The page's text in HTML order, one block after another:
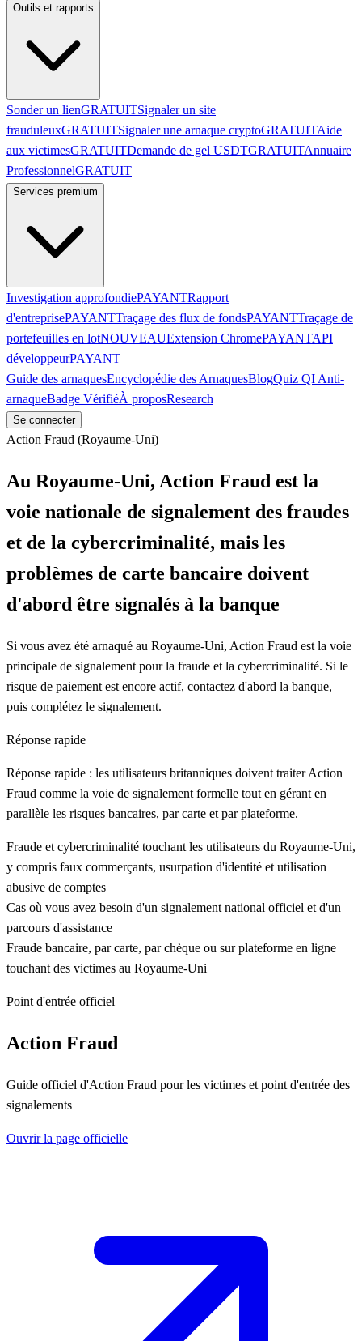
Outils et rapports
Sonder un lienGRATUITSignaler un site
frauduleuxGRATUITSignaler une arnaque cryptoGRATUITAide
aux victimesGRATUITDemande de gel USDTGRATUITAnnuaire
ProfessionnelGRATUIT
Services premium
Investigation approfondiePAYANTRapport
d'entreprisePAYANTTraçage des flux de fondsPAYANTTraçage de
portefeuilles en lotNOUVEAUExtension ChromePAYANTAPI
développeurPAYANT
Guide des arnaquesEncyclopédie des ArnaquesBlogQuiz QI Anti-
arnaqueBadge VérifiéÀ proposResearch
Se connecter
Action Fraud (Royaume-Uni)
Au Royaume-Uni, Action Fraud est la
voie nationale de signalement des fraudes
et de la cybercriminalité, mais les
problèmes de carte bancaire doivent
d'abord être signalés à la banque
Si vous avez été arnaqué au Royaume-Uni, Action Fraud est la voie
principale de signalement pour la fraude et la cybercriminalité. Si le
risque de paiement est encore actif, contactez d'abord la banque,
puis complétez le signalement.
Réponse rapide
Réponse rapide : les utilisateurs britanniques doivent traiter Action
Fraud comme la voie de signalement formelle tout en gérant en
parallèle les risques bancaires, par carte et par plateforme.
Fraude et cybercriminalité touchant les utilisateurs du Royaume-Uni,
y compris faux commerçants, usurpation d'identité et utilisation
abusive de comptes
Cas où vous avez besoin d'un signalement national officiel et d'un
parcours d'assistance
Fraude bancaire, par carte, par chèque ou sur plateforme en ligne
touchant des victimes au Royaume-Uni
Point d'entrée officiel
Action Fraud
Guide officiel d'Action Fraud pour les victimes et point d'entrée des
signalements
Ouvrir la page officielle